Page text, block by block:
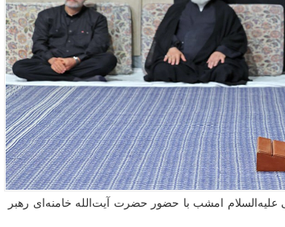
امشب با حضور حضرت آیت‌الله خامنه‌ای رهبر